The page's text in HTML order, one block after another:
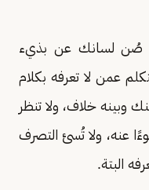
صُن لسانك عن بذيء
عمن لا تعرفه بكلام
وبينه خلاف، ولا تنظر
عنه، ولا تُسئ التصرف
البتة.